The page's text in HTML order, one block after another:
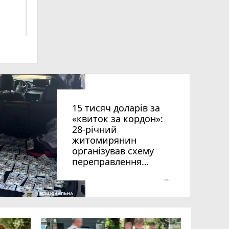
15 тисяч доларів за
«квиток за кордон»:
28-річний
житомирянин
організував схему
переправлення
віку за межі країни
photo_camera